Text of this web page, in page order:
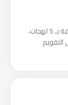
مصمَّمة لواتساب الأعمال — مقاطع صوتية مفرَّغة بـ 5 لهجات،